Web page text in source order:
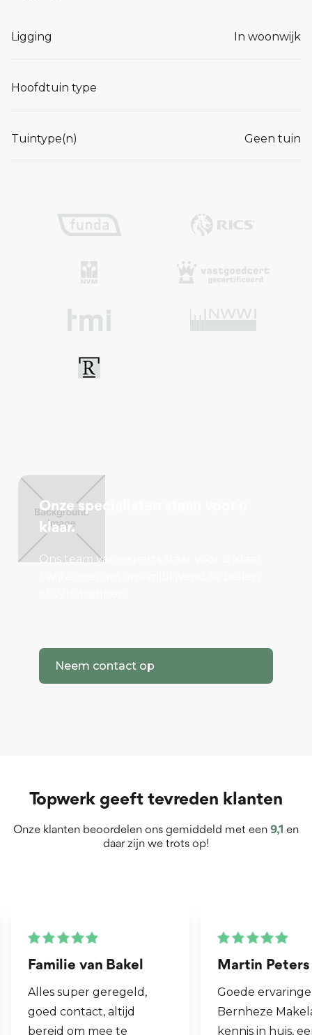
Ligging In woonwijk
Hoofdtuin type
Tuintype(n) Geen tuin
Onze specialisten staan voor u
klaar.
Ons team van experts staat voor u klaar.
Neem contact op
Topwerk geeft tevreden klanten
Onze klanten beoordelen ons gemiddeld met een 9,1 en
daar zijn we trots op!
Martin Peters
Goede ervaringen met
Bernheze Makelaars, veel
kennis in huis, eens onze
Henk van
Fijne makelaar.
al mijn 2e
hen laten